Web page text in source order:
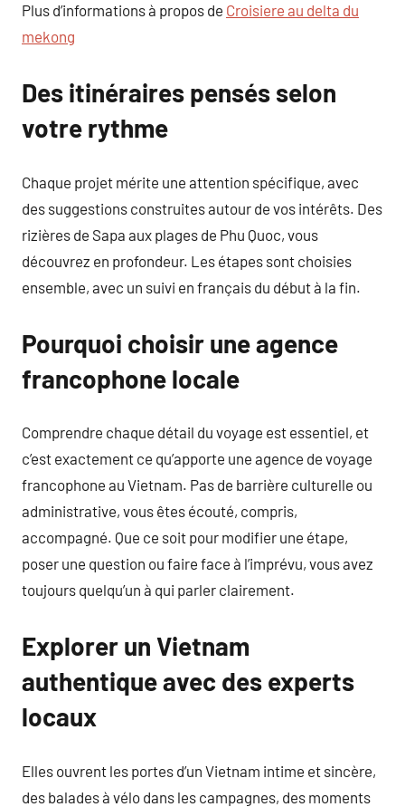
Plus d’informations à propos de Croisiere au delta du
mekong
Des itinéraires pensés selon
votre rythme
Chaque projet mérite une attention spécifique, avec
des suggestions construites autour de vos intérêts. Des
rizières de Sapa aux plages de Phu Quoc, vous
découvrez en profondeur. Les étapes sont choisies
ensemble, avec un suivi en français du début à la fin.
Pourquoi choisir une agence
francophone locale
Comprendre chaque détail du voyage est essentiel, et
c’est exactement ce qu’apporte une agence de voyage
francophone au Vietnam. Pas de barrière culturelle ou
administrative, vous êtes écouté, compris,
accompagné. Que ce soit pour modifier une étape,
poser une question ou faire face à l’imprévu, vous avez
toujours quelqu’un à qui parler clairement.
Explorer un Vietnam
authentique avec des experts
locaux
Elles ouvrent les portes d’un Vietnam intime et sincère,
des balades à vélo dans les campagnes, des moments